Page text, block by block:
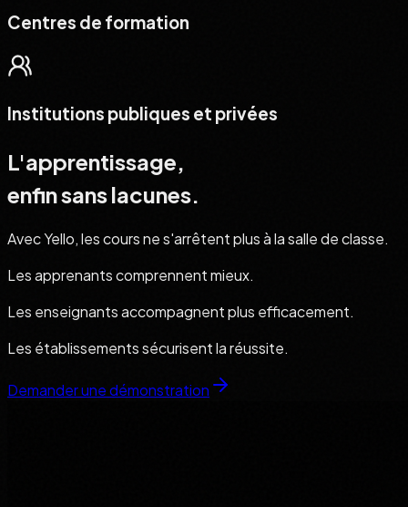
Centres de formation
Institutions publiques et privées
L'apprentissage,
enfin sans lacunes.
Avec Yello, les cours ne s'arrêtent plus à la salle de classe.
Les apprenants comprennent mieux.
Les enseignants accompagnent plus efficacement.
Les établissements sécurisent la réussite.
Demander une démonstration